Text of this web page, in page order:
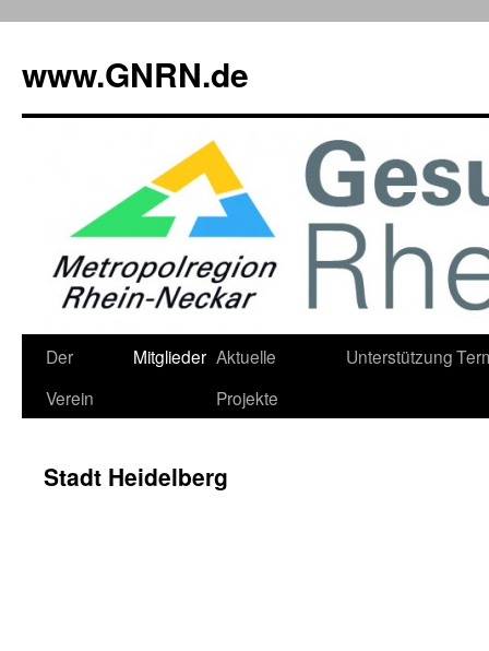
www.GNRN.de
Springe
zum
Der
Verein
Mitglieder Aktuelle
Projekte
Unterstützung
Stadt Heidelberg